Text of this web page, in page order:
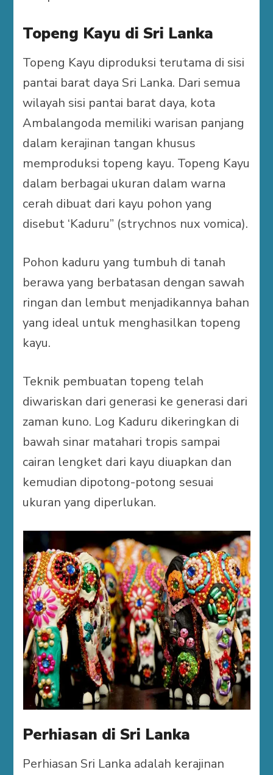
Topeng Kayu di Sri Lanka
Topeng Kayu diproduksi terutama di sisi
pantai barat daya Sri Lanka. Dari semua
wilayah sisi pantai barat daya, kota
Ambalangoda memiliki warisan panjang
dalam kerajinan tangan khusus
memproduksi topeng kayu. Topeng Kayu
dalam berbagai ukuran dalam warna
cerah dibuat dari kayu pohon yang
disebut ‘Kaduru” (strychnos nux vomica).
Pohon kaduru yang tumbuh di tanah
berawa yang berbatasan dengan sawah
ringan dan lembut menjadikannya bahan
yang ideal untuk menghasilkan topeng
kayu.
Teknik pembuatan topeng telah
diwariskan dari generasi ke generasi dari
zaman kuno. Log Kaduru dikeringkan di
bawah sinar matahari tropis sampai
cairan lengket dari kayu diuapkan dan
kemudian dipotong-potong sesuai
ukuran yang diperlukan.
Perhiasan di Sri Lanka
Perhiasan Sri Lanka adalah kerajinan